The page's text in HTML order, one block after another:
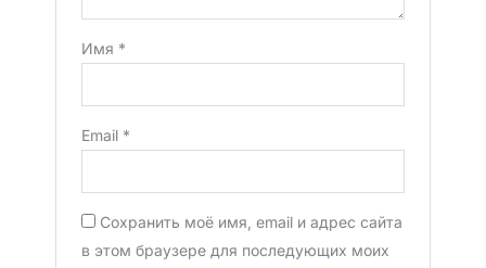
Имя *
Email *
Сохранить моё имя, email и адрес сайта
в этом браузере для последующих моих